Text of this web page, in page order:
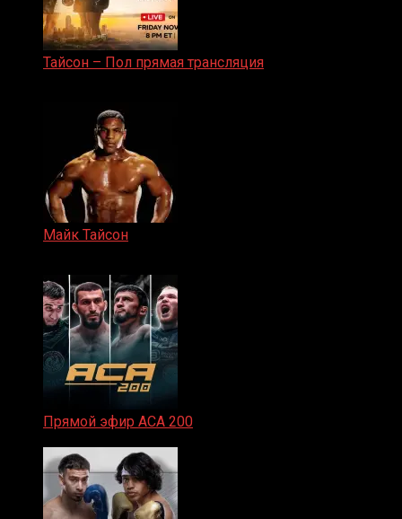
Тайсон – Пол прямая трансляция
Майк Тайсон
Прямой эфир ACA 200